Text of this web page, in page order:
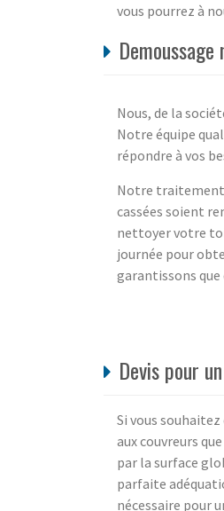
vous pourrez à
Nous, de la
Notre équipe
répondre à vos
Notre traitement
cassées soient
nettoyer votre
journée pour
garantissons que
Devis pour
Si vous
aux couvreurs
par la surface
parfaite
nécessaire pour